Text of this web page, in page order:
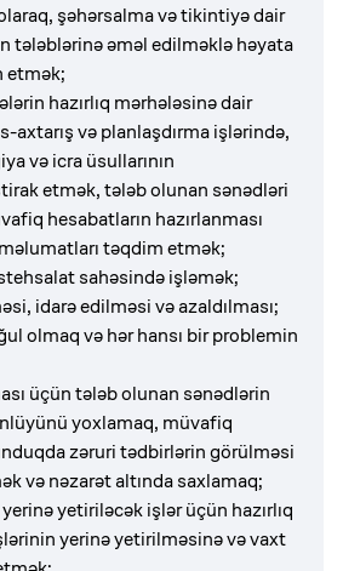
şəhərsalma və tikintiyə dair
tələblərinə əməl edilməklə həyata
etmək;
hazırlıq mərhələsinə dair
axtarış və planlaşdırma işlərində,
və icra üsullarının
etmək, tələb olunan sənədləri
hesabatların hazırlanması
təqdim etmək;
sahəsində işləmək;
idarə edilməsi və azaldılması;
olmaq və hər hansı bir problemin
üçün tələb olunan sənədlərin
yoxlamaq, müvafiq
zəruri tədbirlərin görülməsi
və nəzarət altında saxlamaq;
yetiriləcək işlər üçün hazırlıq
yerinə yetirilməsinə və vaxt